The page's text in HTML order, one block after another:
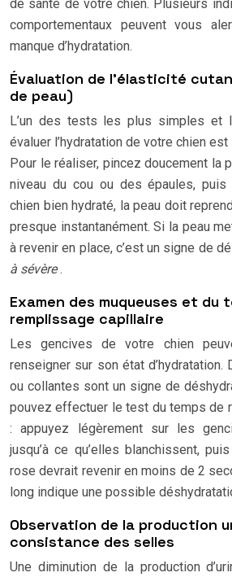
de santé de votre chien. Plusieurs
comportementaux peuvent vous
manque d’hydratation.
Évaluation de l’élasticité
de peau)
L’un des tests les plus simples et
évaluer l’hydratation de votre chien
Pour le réaliser, pincez doucement la
niveau du cou ou des épaules, puis
chien bien hydraté, la peau doit
presque instantanément. Si la peau
à revenir en place, c’est un signe de
à sévère.
Examen des muqueuses et du
remplissage capillaire
Les gencives de votre chien
renseigner sur son état
ou collantes sont un signe de
pouvez effectuer le test du temps de
: appuyez légèrement sur les
jusqu’à ce qu’elles blanchissent,
rose devrait revenir en moins de 2
long indique une possible
Observation de la production
consistance des selles
Une diminution de la production